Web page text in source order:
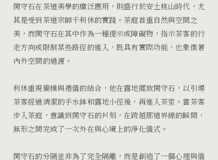
関守石在茶道美學的廣泛應用，則盛行於安土桃山時代，尤
其是受到茶道宗師千利休的實踐。茶庭首重自然與空間之
美，而関守石在其中作為一種提示或障礙物，指示茶客的行
走方向或限制某些路徑的進入，既具有實際功能，也象徵著
內外空間的過渡。
利休重視簡樸與禮儀的結合，他在露地擺放関守石，以引導
茶客經過清潔的手水鉢和露地小徑後，再進入茶室。當茶客
步入茶庭，意識到関守石的片刻，在跨越那道界線的瞬間，
無形之間完成了一次外在與心境上的淨化儀式。
関守石的分隔並非為了完全隔離，而是創造了一個心理與儀